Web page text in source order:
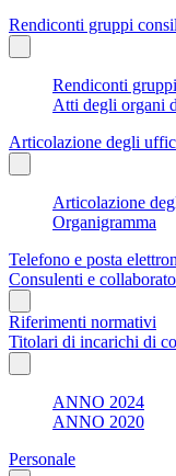
Rendiconti gruppi
Rendiconti
Atti degli organi
Articolazione degli
Articolazione
Organigramma
Telefono e posta
Consulenti e
Riferimenti normativi
Titolari di incarichi di
ANNO 2024
ANNO 2020
Personale